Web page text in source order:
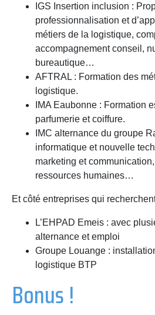
IGS Insertion inclusion :
professionnalisation et
métiers de la logistique,
accompagnement conseil,
bureautique…
AFTRAL : Formation des
logistique.
IMA Eaubonne : Formation
parfumerie et coiffure.
IMC alternance du groupe
informatique et nouvelle
marketing et
ressources humaines…
Et côté entreprises qui
L’EHPAD Emeis : avec
alternance et emploi
Groupe Louange :
logistique BTP
Bonus !